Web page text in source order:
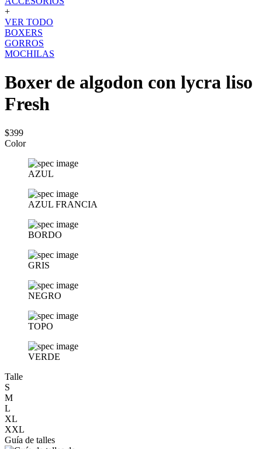
+
VER TODO
BOXERS
GORROS
MOCHILAS
Boxer de algodon con lycra liso
Fresh
$399
Color
AZUL
AZUL FRANCIA
BORDO
GRIS
NEGRO
TOPO
VERDE
Talle
S
M
L
XL
XXL
Guía de talles